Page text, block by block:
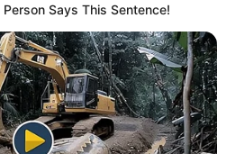
Says This Sentence!